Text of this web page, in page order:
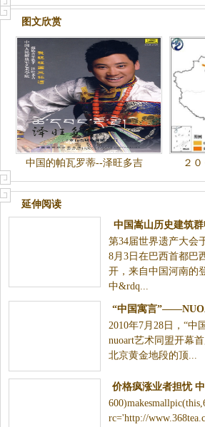
会”的
图文欣赏
中国的帕瓦罗蒂--泽旺多吉 ２
延伸阅读
中国嵩山历史建筑
第34届世界遗产大会
8月3日在巴西首都巴
开，来自中国河南的
中&rdq...
“中国寓言
同盟开幕
2010年7月28日，“
nuoart艺术同盟开幕
北京黄金地段的顶...
价格疯涨业者担忧
层抢购红珊
rc='http://